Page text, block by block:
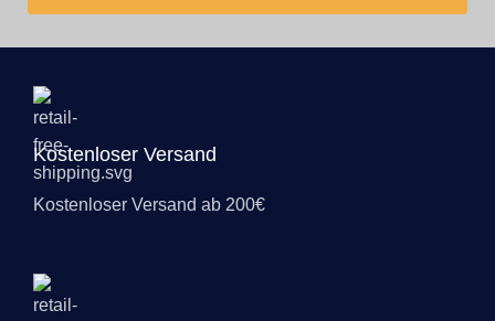
Kostenloser Versand
Kostenloser Versand ab 200€